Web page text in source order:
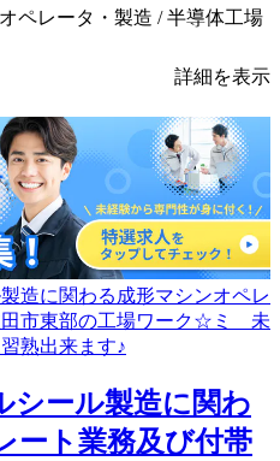
ペレータ・製造 / 半導体工場
詳細を表示
シール製造に関わ
ート業務及び付帯